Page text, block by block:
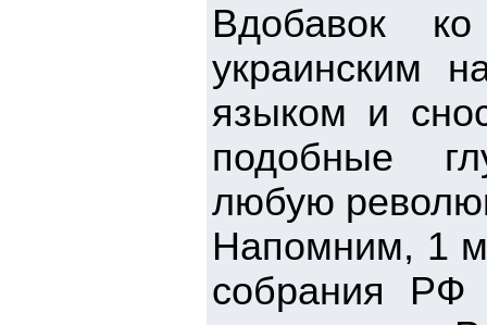
Вдобавок
украинским
языком и
подобные
любую
Напомним, 1
собрания РФ